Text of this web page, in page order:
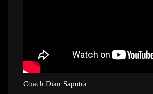
Coach Dian Saputra